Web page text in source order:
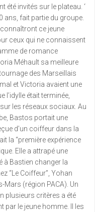
été invités sur le plateau. ‘
ans, fait partie du groupe.
ce jeune
ceux qui ne connaissent
de romance
Méhault sa meilleure
des Marseillais
et Victoria avaient une
était terminée,
les réseaux sociaux. Au
Bastos portait une
d’un coiffeur dans la
la “première expérience
Elle a attrapé une
à Bastien changer la
“Le Coiffeur”, Yohan
(région PACA). Un
plusieurs critères a été
par le jeune homme. Il les